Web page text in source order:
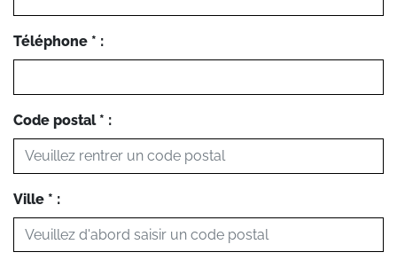
Téléphone * :
Code postal * :
Ville * :